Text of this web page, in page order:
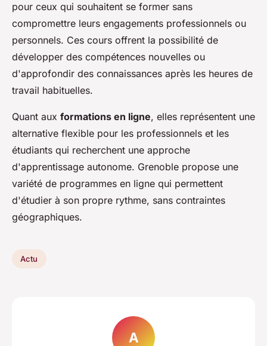
pour ceux qui souhaitent se former sans
compromettre leurs engagements professionnels ou
personnels. Ces cours offrent la possibilité de
développer des compétences nouvelles ou
d'approfondir des connaissances après les heures de
travail habituelles.
Quant aux formations en ligne, elles représentent une
alternative flexible pour les professionnels et les
étudiants qui recherchent une approche
d'apprentissage autonome. Grenoble propose une
variété de programmes en ligne qui permettent
d'étudier à son propre rythme, sans contraintes
géographiques.
Actu
A